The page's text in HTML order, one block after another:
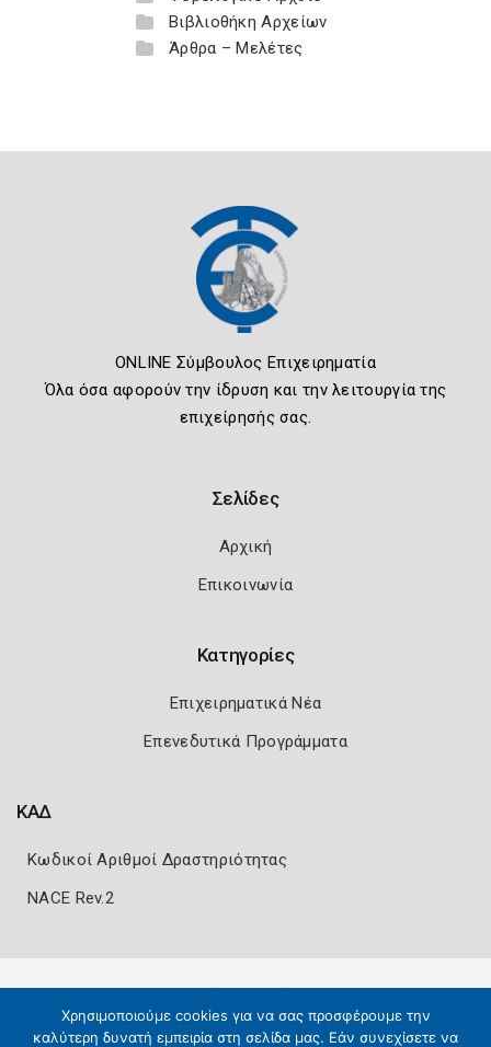
Βιβλιοθήκη Αρχείων
Άρθρα – Μελέτες
ONLINE Σύμβουλος Επιχειρηματία
Όλα όσα αφορούν την ίδρυση και την λειτουργία της
επιχείρησής σας.
Σελίδες
Αρχική
Επικοινωνία
Κατηγορίες
Επιχειρηματικά Νέα
Επενεδυτικά Προγράμματα
ΚΑΔ
Κωδικοί Αριθμοί Δραστηριότητας
NACE Rev.2
Χρησιμοποιούμε cookies για να σας προσφέρουμε την
καλύτερη δυνατή εμπειρία στη σελίδα μας. Εάν συνεχίσετε να
Copyright 2026 Knowledge A.E.